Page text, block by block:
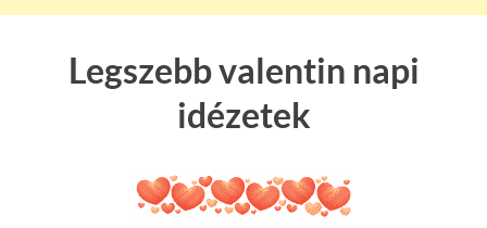
Legszebb valentin napi
idézetek